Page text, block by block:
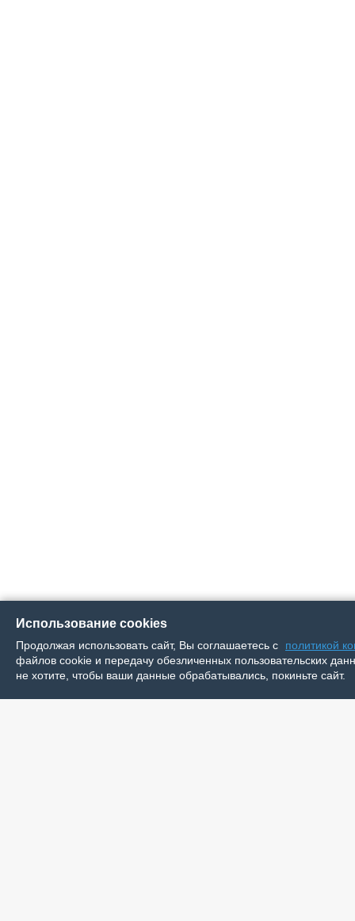
Использование cookies
Продолжая использовать сайт, Вы соглашаетесь с
политикой
файлов cookie и передачу обезличенных пользовательских
не хотите, чтобы ваши данные обрабатывались, покиньте сайт.